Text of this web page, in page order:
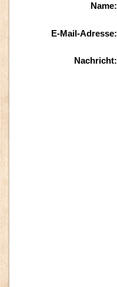
Name:
E-Mail-Adresse:
Nachricht: